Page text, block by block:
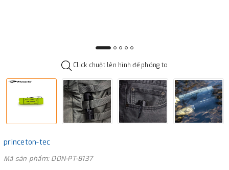
Click chuột lên hình để phóng to
princeton-tec
Mã sản phẩm: DDN-PT-8137